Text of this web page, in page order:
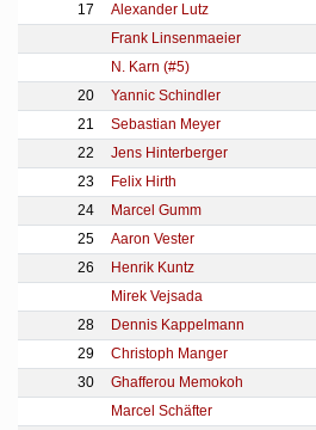
17
Alexander Lutz
Frank Linsenmaeier
N. Karn (#5)
20
Yannic Schindler
21
Sebastian Meyer
22
Jens Hinterberger
23
Felix Hirth
24
Marcel Gumm
25
Aaron Vester
26
Henrik Kuntz
Mirek Vejsada
28
Dennis Kappelmann
29
Christoph Manger
30
Ghafferou Memokoh
Marcel Schäfter